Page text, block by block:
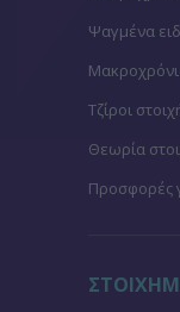
Ψαγμένα
Τζίροι
Θεωρία
Προσφορές